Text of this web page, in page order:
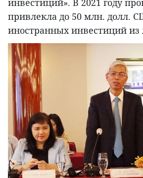
инвестиций». В 2021 году
привлекла до 50 млн. долл.
иностранных инвестиций из